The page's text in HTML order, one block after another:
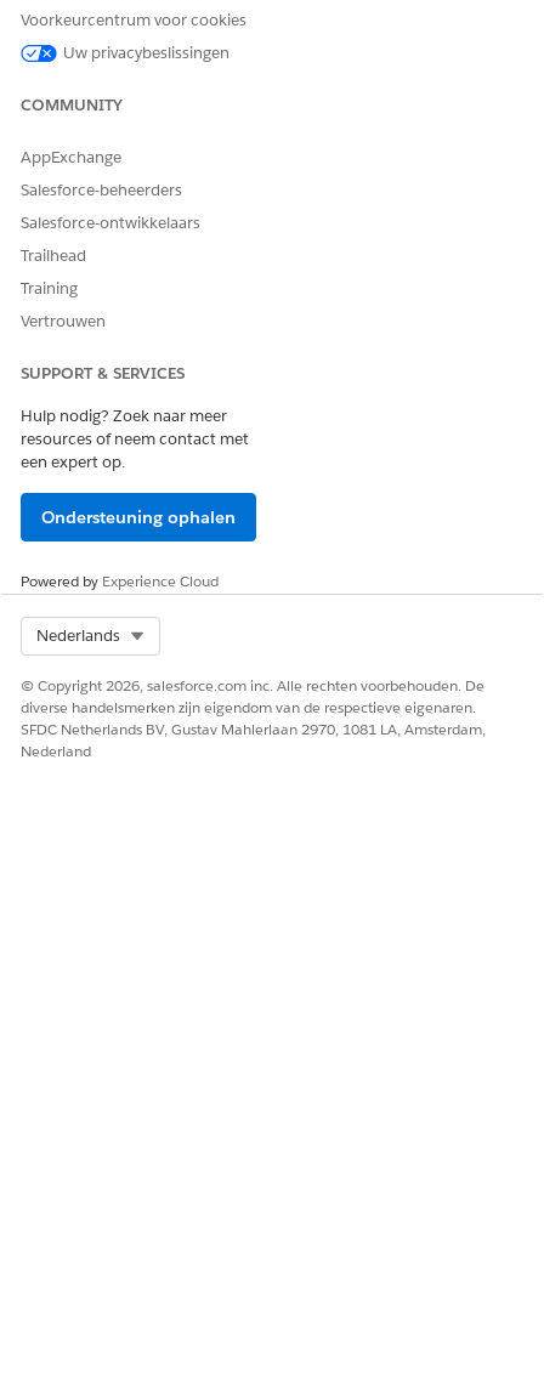
Voorkeurcentrum voor cookies
Uw privacybeslissingen
COMMUNITY
AppExchange
Salesforce-beheerders
Salesforce-ontwikkelaars
Trailhead
Training
Vertrouwen
SUPPORT & SERVICES
Hulp nodig? Zoek naar meer
resources of neem contact met
een expert op.
Ondersteuning ophalen
Powered by Experience Cloud
Nederlands
© Copyright 2026, salesforce.com inc. Alle rechten voorbehouden. De
diverse handelsmerken zijn eigendom van de respectieve eigenaren.
SFDC Netherlands BV, Gustav Mahlerlaan 2970, 1081 LA, Amsterdam,
Nederland